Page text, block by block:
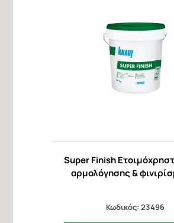
Super Finish
αρμολόγησης &
Κωδικός: 23496